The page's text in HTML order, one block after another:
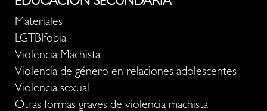
Materiales
LGTBIfobia
Violencia Machista
Violencia de género en relaciones adolescentes
Violencia sexual
Otras formas graves de violencia machista